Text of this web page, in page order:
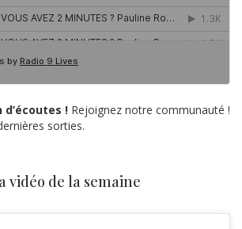
d’écoutes ! Rejoignez notre communauté !
sorties.
vidéo de la semaine